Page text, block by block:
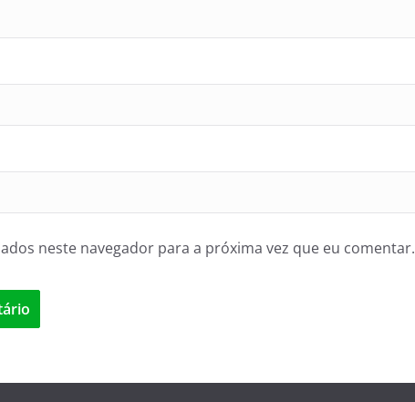
neste navegador para a próxima vez que eu comentar.